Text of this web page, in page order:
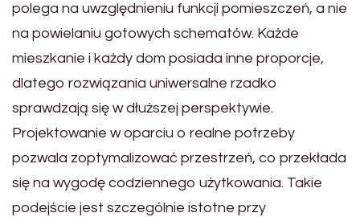
polega na uwzględnieniu funkcji pomieszczeń, a nie
na powielaniu gotowych schematów. Każde
mieszkanie i każdy dom posiada inne proporcje,
dlatego rozwiązania uniwersalne rzadko
sprawdzają się w dłuższej perspektywie.
Projektowanie w oparciu o realne potrzeby
pozwala zoptymalizować przestrzeń, co przekłada
się na wygodę codziennego użytkowania. Takie
podejście jest szczególnie istotne przy